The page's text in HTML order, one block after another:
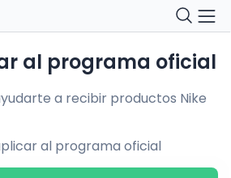
al programa oficial
a recibir productos Nike